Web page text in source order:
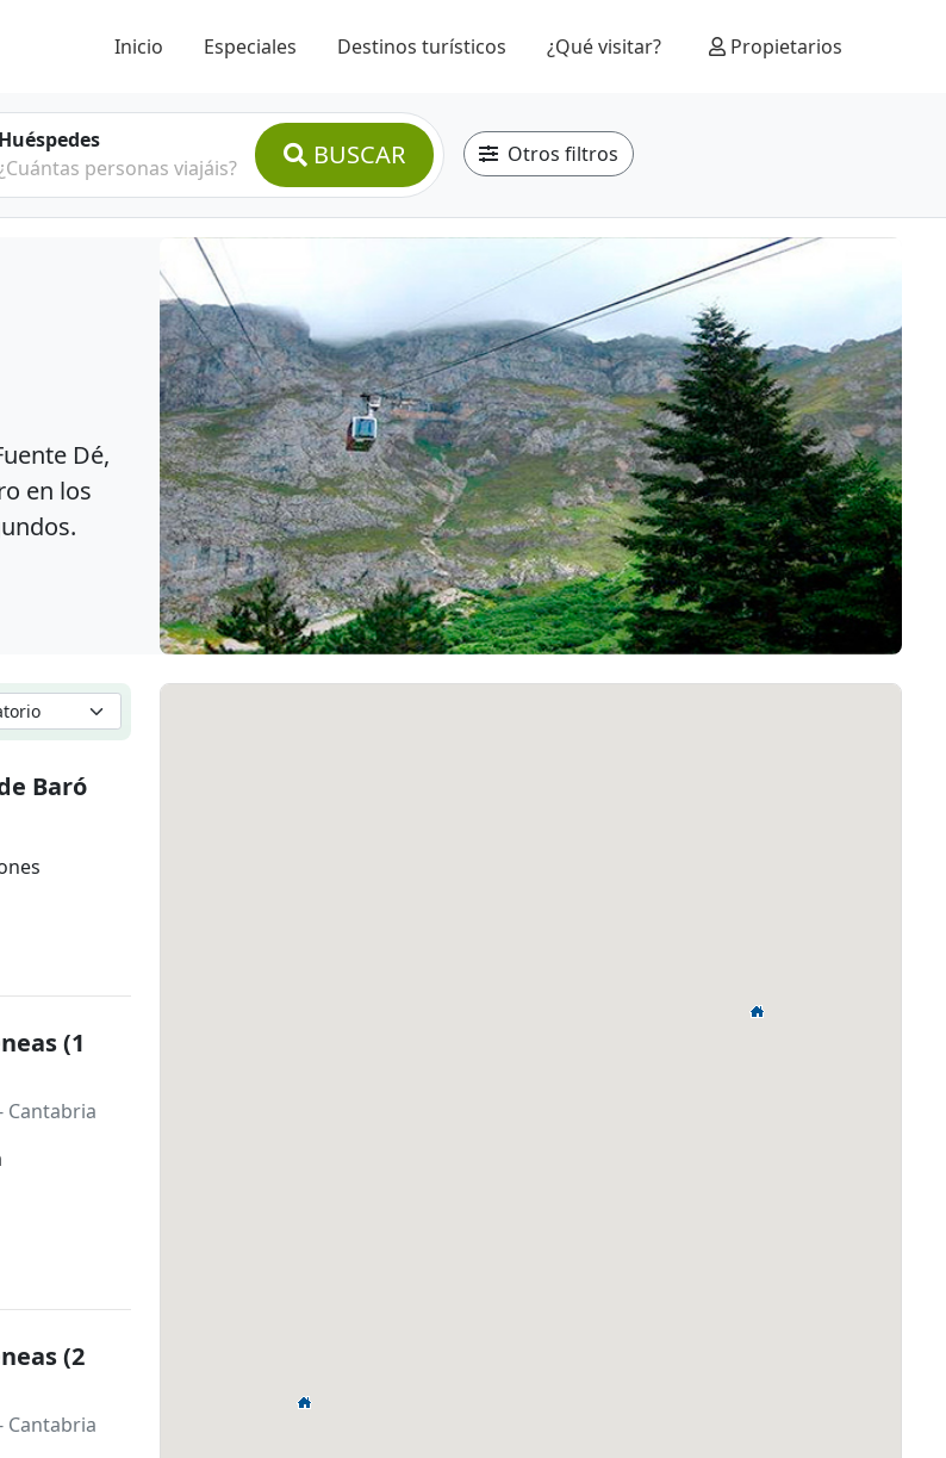
Inicio Especiales Destinos turísticos ¿Qué visitar? Propietarios
Huéspedes
personas viajáis?
BUSCAR Otros filtros
Dé,
en los
Baró
(1
Cantabria
(2
Cantabria